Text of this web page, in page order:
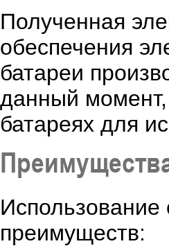
Полученная
обеспечения
батареи
данный момент,
батареях для
Использование
преимуществ: